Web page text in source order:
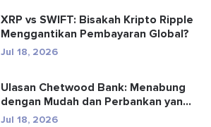
XRP vs SWIFT: Bisakah Kripto Ripple
Menggantikan Pembayaran Global?
Jul 18, 2026
Ulasan Chetwood Bank: Menabung
dengan Mudah dan Perbankan yang
Aman
Jul 18, 2026